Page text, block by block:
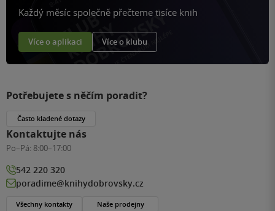
Každý měsíc společně přečteme tisíce knih
Více o aplikaci Více o klubu
Potřebujete s něčím poradit?
Často kladené dotazy
Kontaktujte nás
Po–Pá: 8:00–17:00
542 220 320
poradime@knihydobrovsky.cz
Všechny kontakty Naše prodejny